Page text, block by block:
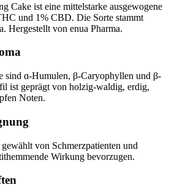
Cake ist eine mittelstarke ausgewogene
und 1% CBD. Die Sorte stammt
Hergestellt von enua Pharma.
sind ɑ-Humulen, β-Caryophyllen und β-
ist geprägt von holzig-waldig, erdig,
Noten.
von Schmerzpatienten und
Wirkung bevorzugen.